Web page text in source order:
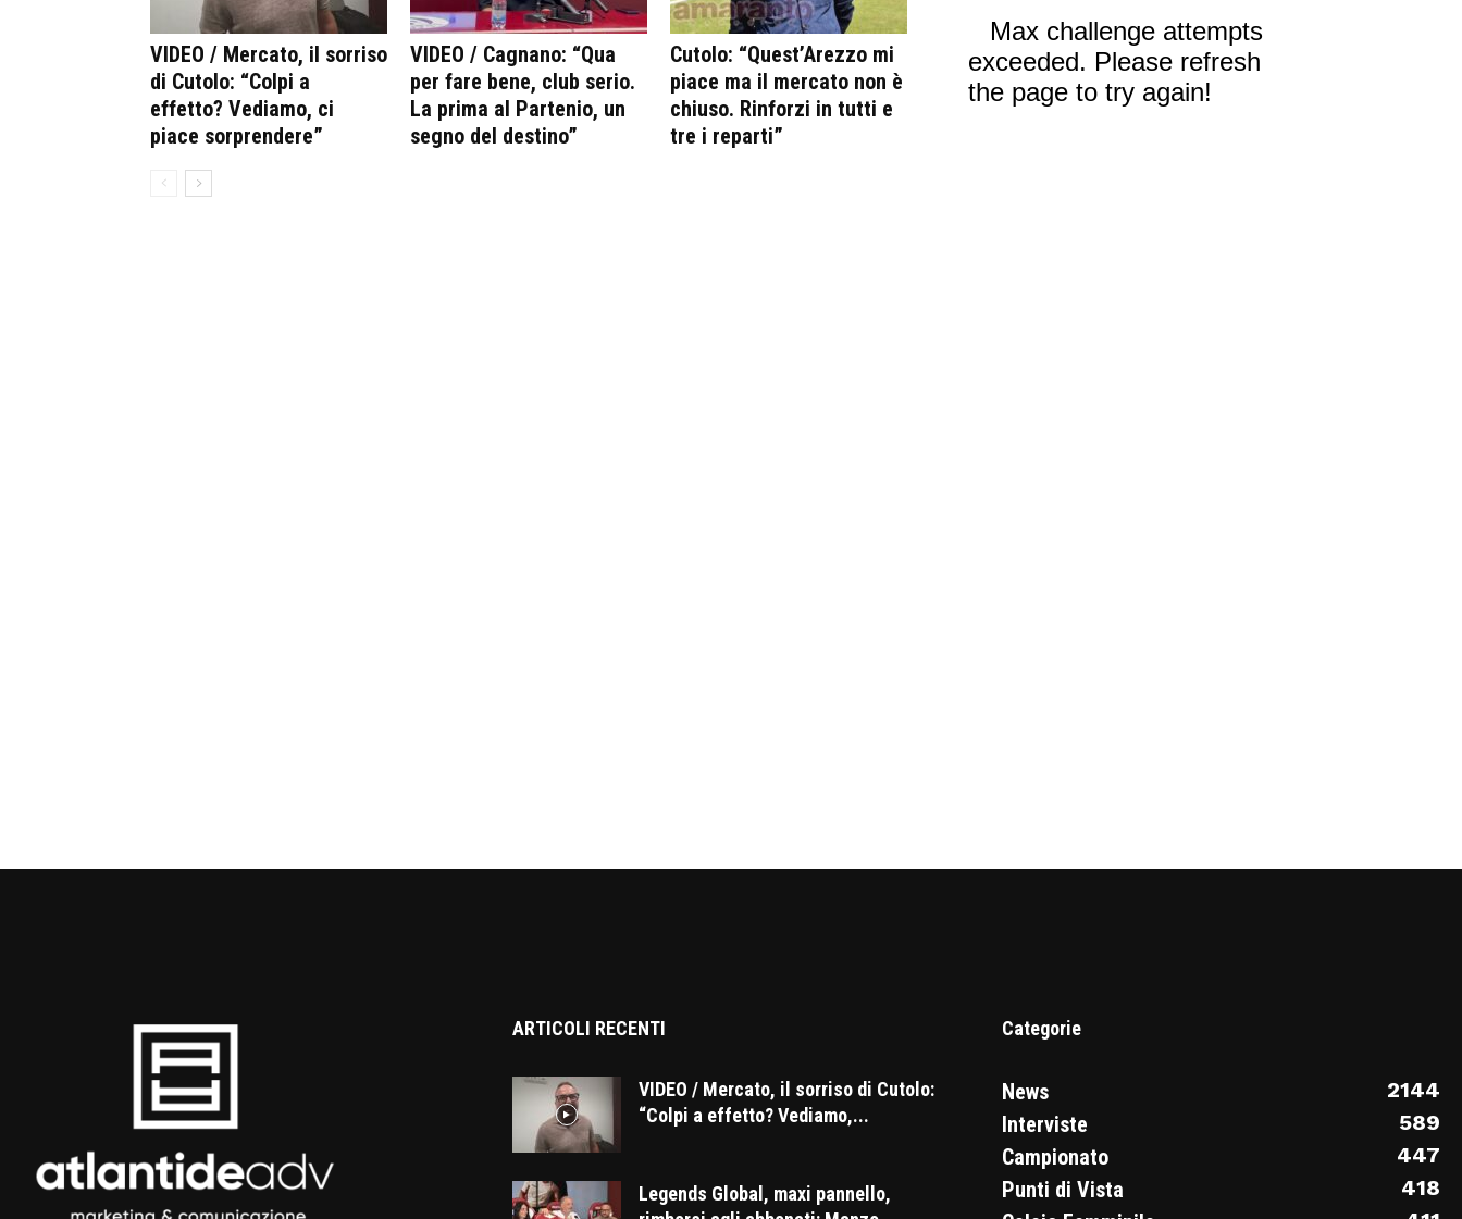
VIDEO / Mercato, il sorriso
di Cutolo: “Colpi a
effetto? Vediamo, ci
piace sorprendere”
VIDEO / Cagnano: “Qua
per fare bene, club serio.
La prima al Partenio, un
segno del destino”
Cutolo: “Quest’Arezzo mi
piace ma il mercato non è
chiuso. Rinforzi in tutti e
tre i reparti”
ARTICOLI RECENTI
VIDEO / Mercato, il sorriso di Cutolo:
“Colpi a effetto? Vediamo,...
Legends Global, maxi pannello,
Categorie
News
2144
Interviste
589
Campionato
447
Punti di Vista
418